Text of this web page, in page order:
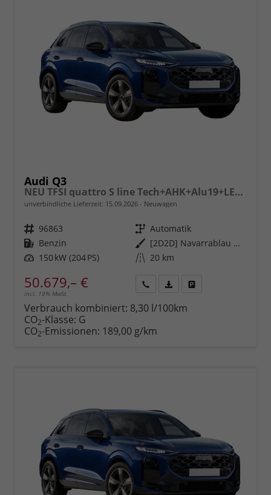
Audi Q3
NEU TFSI quattro S line Tech+AHK+Alu19+LEDplus+KlimaPlus+ExtSchwarz
unverbindliche Lieferzeit: 15.09.2026 Neuwagen
Fahrzeugnr. 96863 Getriebe Automatik
Kraftstoff Benzin Außenfarbe
[2D2D] Navarrablau Metallic
Leistung 150 kW (204 PS) Kilometerstand 20 km
50.679,– €
incl. 19% MwSt.
anfordern
Datei,
Verbrauch kombiniert: 8,30 l/100km
CO2-Klasse: G
CO2-Emissionen: 189,00 g/km